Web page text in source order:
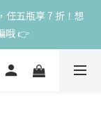
一瓶！限量送完
任五瓶享 7 折！想
哦 👉
一瓶！限量送完